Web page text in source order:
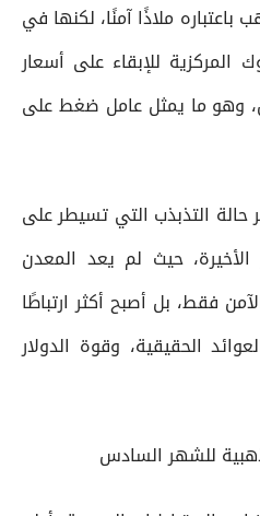
ملاذًا آمنًا، لكنها في
المركزية للإبقاء على أسعار
وهو ما يمثل عامل ضغط على
التذبذب التي تسيطر على
حيث لم يعد المعدن
فقط، بل أصبح أكثر ارتباطًا
الحقيقية، وقوة الدولار
للشهر السادس